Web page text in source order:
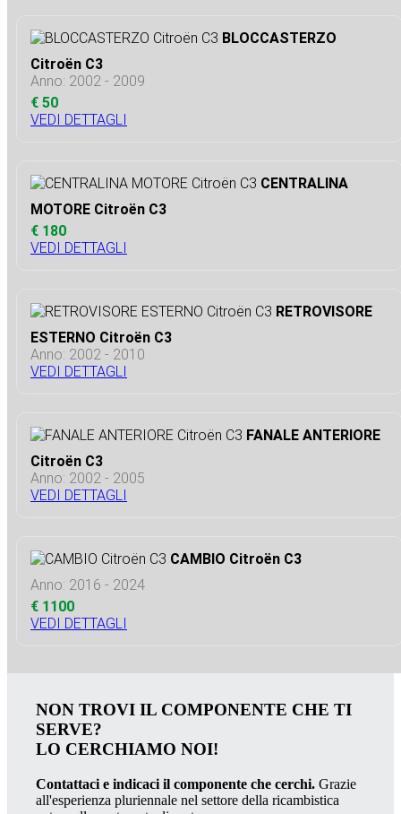
BLOCCASTERZO
Citroën C3
Anno: 2002 - 2009
€ 50
VEDI DETTAGLI
CENTRALINA
MOTORE Citroën C3
€ 180
VEDI DETTAGLI
RETROVISORE
ESTERNO Citroën C3
Anno: 2002 - 2010
VEDI DETTAGLI
FANALE ANTERIORE
Citroën C3
Anno: 2002 - 2005
VEDI DETTAGLI
CAMBIO Citroën C3
Anno: 2016 - 2024
€ 1100
VEDI DETTAGLI
NON TROVI IL COMPONENTE CHE TI
SERVE?
LO CERCHIAMO NOI!
Contattaci e indicaci il componente che cerchi. Grazie
all'esperienza pluriennale nel settore della ricambistica